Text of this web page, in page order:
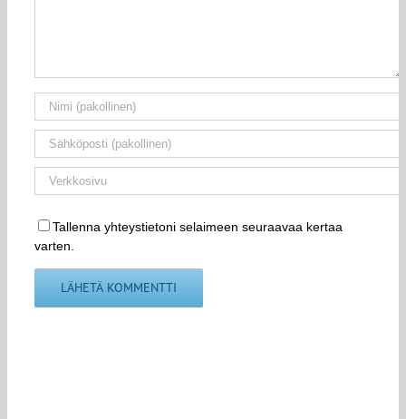
Tallenna yhteystietoni selaimeen seuraavaa kertaa
varten.